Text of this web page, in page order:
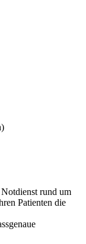
rund um
Patienten die